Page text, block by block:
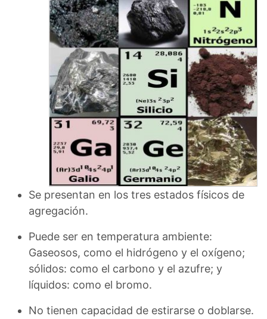
Se presentan en los tres estados físicos de
agregación.
Puede ser en temperatura ambiente:
Gaseosos, como el hidrógeno y el oxígeno;
sólidos: como el carbono y el azufre; y
líquidos: como el bromo.
No tienen capacidad de estirarse o doblarse.